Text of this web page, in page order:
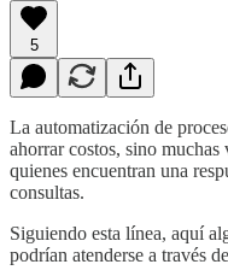
5
La automatización de
ahorrar costos, sino muchas
quienes encuentran una
consultas.
Siguiendo esta línea, aquí
podrían atenderse a través